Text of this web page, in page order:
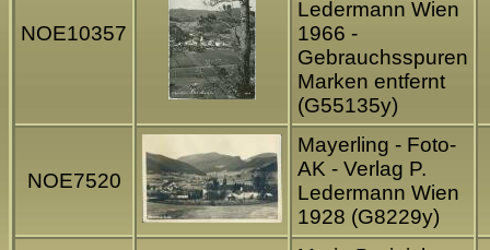
NOE10357
Ledermann Wien
1966 -
Gebrauchsspuren
Marken entfernt
(G55135y)
NOE7520
Mayerling - Foto-
AK - Verlag P.
Ledermann Wien
1928 (G8229y)